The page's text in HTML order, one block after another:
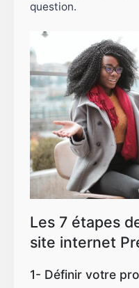
question.
Les 7 étapes
site internet
1- Définir votre